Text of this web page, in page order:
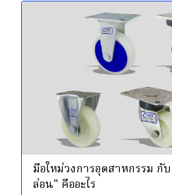
มือใหม่วงการอุตสาหกรรม
ล่อน" คืออะไร